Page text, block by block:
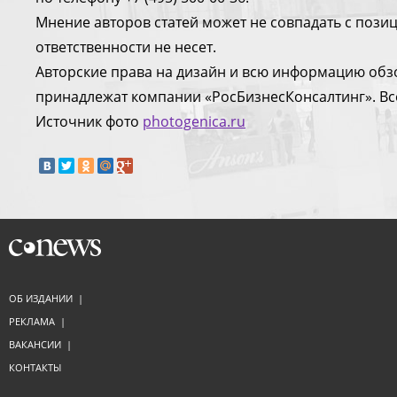
Мнение авторов статей может не совпадать с
ответственности не несет.
Авторские права на дизайн и всю информацию
принадлежат компании «РосБизнесКонсалтинг».
Источник фото photogenica.ru
ОБ ИЗДАНИИ |
РЕКЛАМА |
ВАКАНСИИ |
КОНТАКТЫ